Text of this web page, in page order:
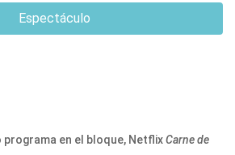
Espectáculo
programa en el bloque, NetflixCarne de